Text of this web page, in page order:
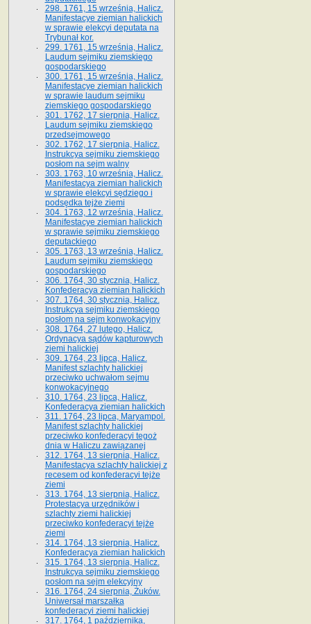
298. 1761, 15 września, Halicz.
Manifestacye ziemian halickich
w sprawie elekcyi deputata na
Trybunał kor.
299. 1761, 15 września, Halicz.
Laudum sejmiku ziemskiego
gospodarskiego
300. 1761, 15 września, Halicz.
Manifestacye ziemian halickich
w sprawie laudum sejmiku
ziemskiego gospodarskiego
301. 1762, 17 sierpnia, Halicz.
Laudum sejmiku ziemskiego
przedsejmowego
302. 1762, 17 sierpnia, Halicz.
Instrukcya sejmiku ziemskiego
posłom na sejm walny
303. 1763, 10 września, Halicz.
Manifestacya ziemian halickich
w sprawie elekcyi sędziego i
podsędka tejże ziemi
304. 1763, 12 września, Halicz.
Manifestacye ziemian halickich
w sprawie sejmiku ziemskiego
deputackiego
305. 1763, 13 września, Halicz.
Laudum sejmiku ziemskiego
gospodarskiego
306. 1764, 30 stycznia, Halicz.
Konfederacya ziemian halickich
307. 1764, 30 stycznia, Halicz.
Instrukcya sejmiku ziemskiego
posłom na sejm konwokacyjny
308. 1764, 27 lutego, Halicz.
Ordynacya sądów kapturowych
ziemi halickiej
309. 1764, 23 lipca, Halicz.
Manifest szlachty halickiej
przeciwko uchwałom sejmu
konwokacyjnego
310. 1764, 23 lipca, Halicz.
Konfederacya ziemian halickich
311. 1764, 23 lipca, Maryampol.
Manifest szlachty halickiej
przeciwko konfederacyi tegoż
dnia w Haliczu zawiązanej
312. 1764, 13 sierpnia, Halicz.
Manifestacya szlachty halickiej z
recesem od konfederacyi tejże
ziemi
313. 1764, 13 sierpnia, Halicz.
Protestacya urzędników i
szlachty ziemi halickiej
przeciwko konfederacyi tejże
ziemi
314. 1764, 13 sierpnia, Halicz.
Konfederacya ziemian halickich
315. 1764, 13 sierpnia, Halicz.
Instrukcya sejmiku ziemskiego
posłom na sejm elekcyjny
316. 1764, 24 sierpnia, Żuków.
Uniwersał marszałka
konfederacyi ziemi halickiej
317. 1764, 1 października,